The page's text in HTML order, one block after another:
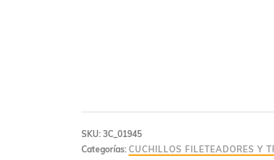
SKU: 3C_01945
Categorías: CUCHILLOS FILETEADORES Y